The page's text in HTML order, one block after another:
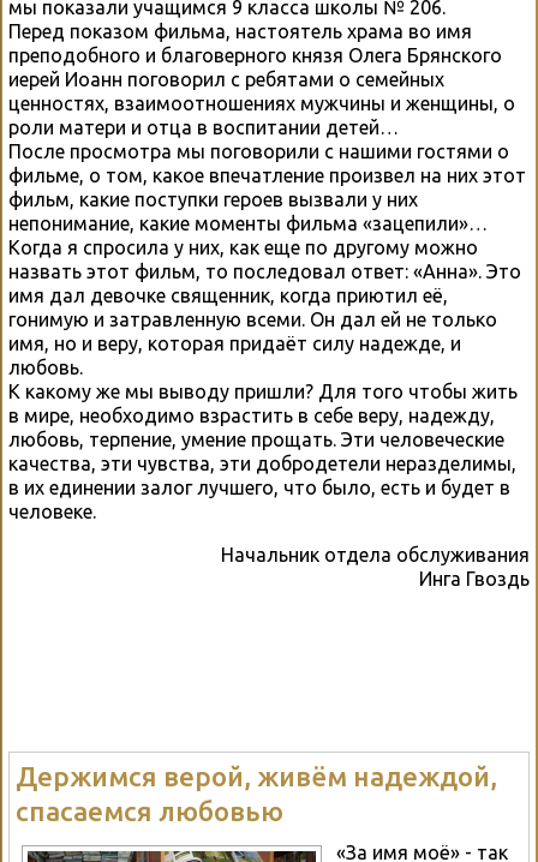
мы показали учащимся 9 класса школы № 206.
Перед показом фильма, настоятель храма во имя
преподобного и благоверного князя Олега Брянского
иерей Иоанн поговорил с ребятами о семейных
ценностях, взаимоотношениях мужчины и женщины, о
роли матери и отца в воспитании детей…
После просмотра мы поговорили с нашими гостями о
фильме, о том, какое впечатление произвел на них этот
фильм, какие поступки героев вызвали у них
непонимание, какие моменты фильма «зацепили»…
Когда я спросила у них, как еще по другому можно
назвать этот фильм, то последовал ответ: «Анна». Это
имя дал девочке священник, когда приютил её,
гонимую и затравленную всеми. Он дал ей не только
имя, но и веру, которая придаёт силу надежде, и
любовь.
К какому же мы выводу пришли? Для того чтобы жить
в мире, необходимо взрастить в себе веру, надежду,
любовь, терпение, умение прощать. Эти человеческие
качества, эти чувства, эти добродетели неразделимы,
в их единении залог лучшего, что было, есть и будет в
человеке.
Начальник отдела обслуживания
Инга Гвоздь
Держимся верой, живём надеждой,
спасаемся любовью
«За имя моё» - так